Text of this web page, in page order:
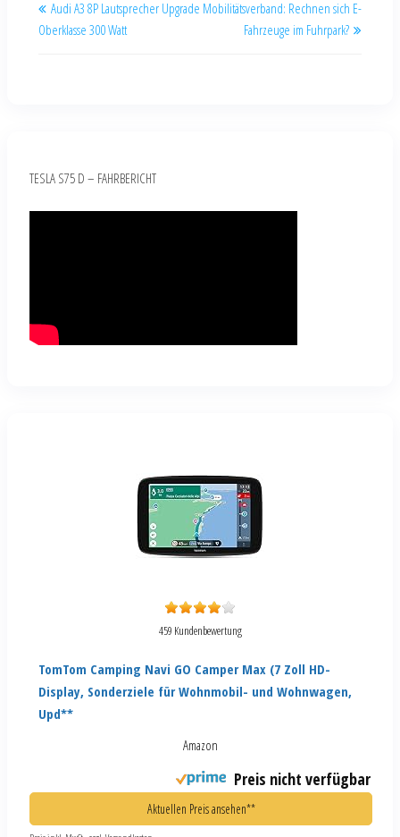
Audi A3 8P Lautsprecher Upgrade
Oberklasse 300 Watt
Mobilitätsverband: Rechnen sich E-
Fahrzeuge im Fuhrpark?
TESLA S75 D – FAHRBERICHT
459 Kundenbewertung
TomTom Camping Navi GO Camper Max (7 Zoll HD-
Display, Sonderziele für Wohnmobil- und Wohnwagen,
Upd**
Amazon
Preis nicht verfügbar
Aktuellen Preis ansehen**